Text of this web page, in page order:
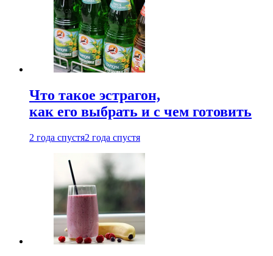
Что такое эстрагон,
как его выбрать и с чем готовить
2 года спустя2 года спустя